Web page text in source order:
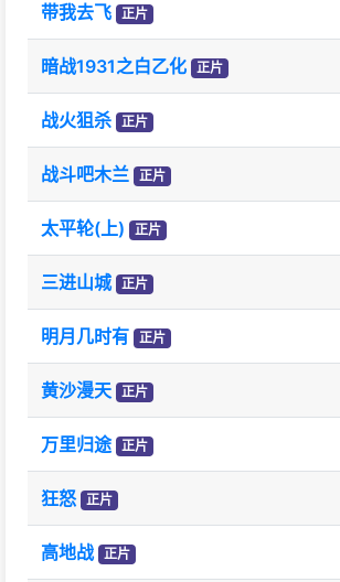
带我去飞 正片
暗战1931之白乙化 正片
战火狙杀 正片
战斗吧木兰 正片
太平轮(上) 正片
三进山城 正片
明月几时有 正片
黄沙漫天 正片
万里归途 正片
狂怒 正片
高地战 正片